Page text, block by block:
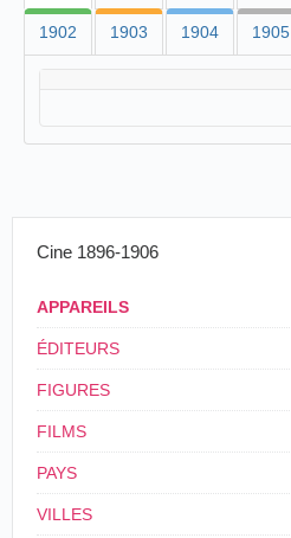
1902 1903 1904 1905
Cine 1896-1906
APPAREILS
ÉDITEURS
FIGURES
FILMS
PAYS
VILLES